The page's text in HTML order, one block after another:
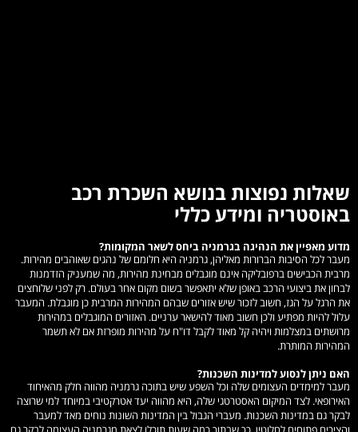
שאלות נפוצות בנושא השכרת רכב
באוסטריה ומידע כללי
מדוע מאפיין את הנהיגה בגרמניה ביחס לשאר המקומות?
מעבר לכל הסיבות הברורות מאליהן, גרמניה היא חלומם של נהגים שאוהבים מהירות.
מרבית הכבישים ברפובליקה אינם מוגבלים מבחינת מהירות, מה שמעניק הזדמנות
לבחון את ביצועי הרכב באופן שלא יתאפשר בשום מקום אחר בעולם. רק לפני שלוחצים
את הרגל על הגז, חשוב לזכור שיש אזורים שבהם המהירות המרבית כן מוגבלת. המעבר
עלול להיות מפתיע ולכן חשוב מאוד להישאר ערניים. האזורים המוגבלים במהירות
מרושתים במצלמות ויהיה קל מאוד לקבל דו"ח על מהירות מופרזת אם לא תשמר
המהירות המותרת.
האם ניתן לנסוע למדינות השכנות?
מעבר למימדים העצומים שלה וכל השפע שיש בתוכה גרמניה מהווה חלק מהאיחוד
האירופאי. לצד המיקום האסטרטגי שלה, היא מהווה יעד אטרקטיבי במיוחד למי שרוצה
לבקר גם במדינות השכנות. מעברי הגבול בין המדינות השונות נוחים מאד למעבר